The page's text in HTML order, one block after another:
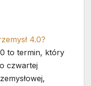
4.0?
to termin, który
czwartej